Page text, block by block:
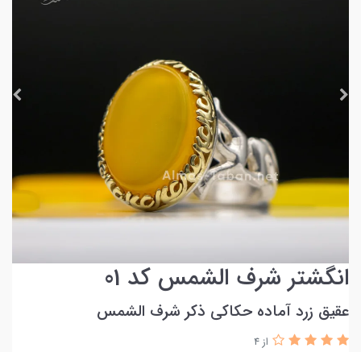
انگشتر شرف الشمس کد 01
عقیق زرد آماده حکاکی ذکر شرف الشمس
از 4